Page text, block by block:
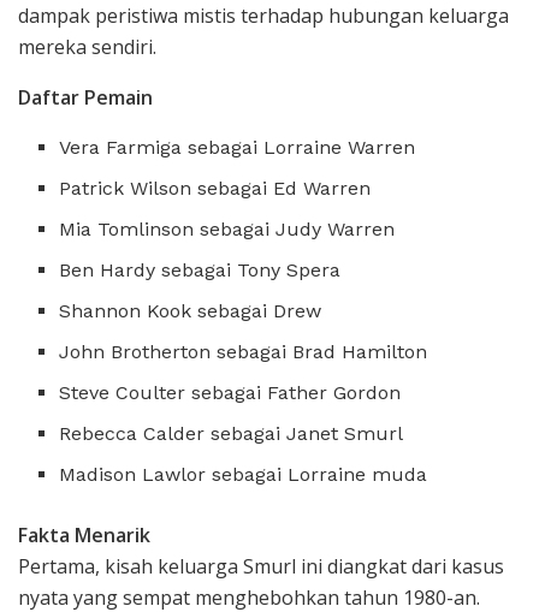
dampak peristiwa mistis terhadap hubungan keluarga
mereka sendiri.
Daftar Pemain
Vera Farmiga sebagai Lorraine Warren
Patrick Wilson sebagai Ed Warren
Mia Tomlinson sebagai Judy Warren
Ben Hardy sebagai Tony Spera
Shannon Kook sebagai Drew
John Brotherton sebagai Brad Hamilton
Steve Coulter sebagai Father Gordon
Rebecca Calder sebagai Janet Smurl
Madison Lawlor sebagai Lorraine muda
Fakta Menarik
Pertama, kisah keluarga Smurl ini diangkat dari kasus
nyata yang sempat menghebohkan tahun 1980-an.